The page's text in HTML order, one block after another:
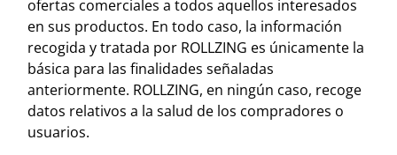
ofertas comerciales a todos aquellos interesados
en sus productos. En todo caso, la información
recogida y tratada por ROLLZING es únicamente la
básica para las finalidades señaladas
anteriormente. ROLLZING, en ningún caso, recoge
datos relativos a la salud de los compradores o
usuarios.